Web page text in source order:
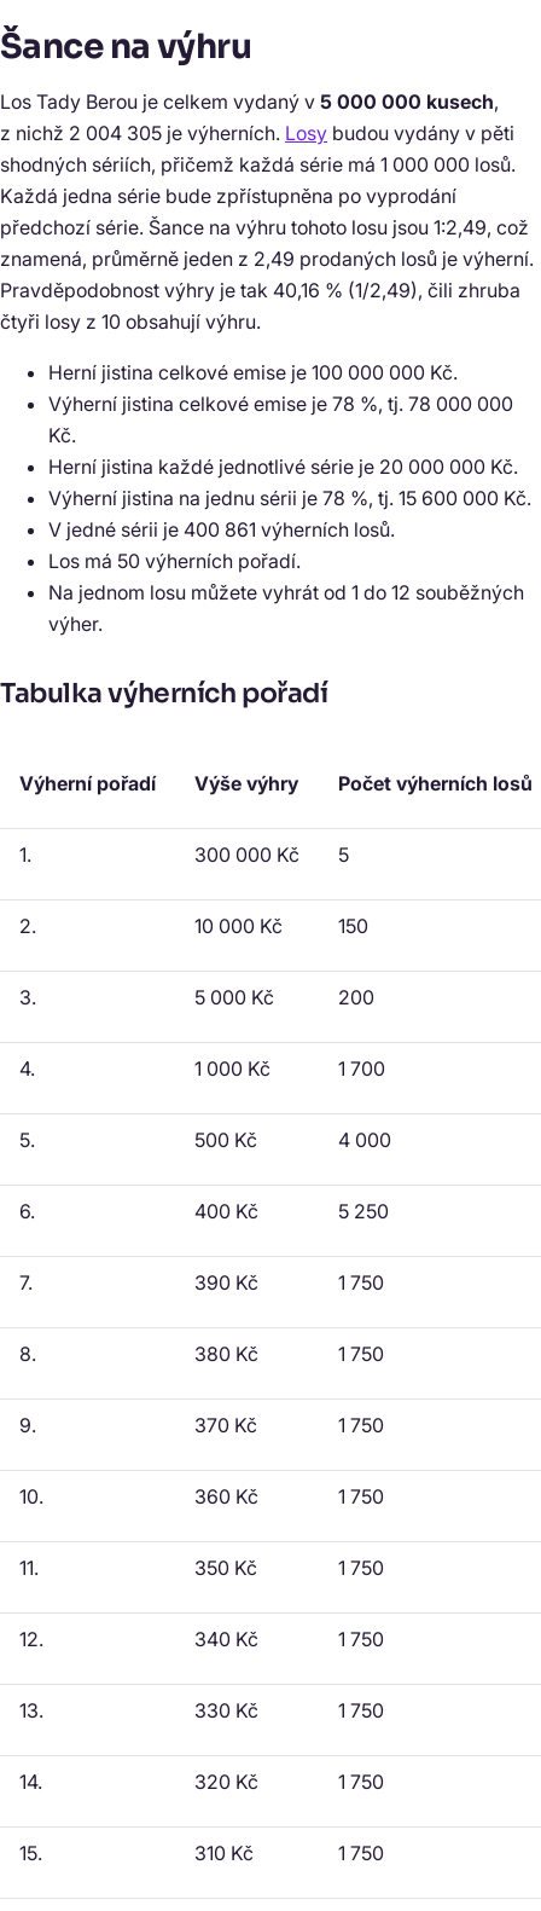
Šance na výhru
Los Tady Berou je celkem vydaný v 5 000 000 kusech,
z nichž 2 004 305 je výherních. Losy budou vydány v pěti
shodných sériích, přičemž každá série má 1 000 000 losů.
Každá jedna série bude zpřístupněna po vyprodání
předchozí série. Šance na výhru tohoto losu jsou 1:2,49, což
znamená, průměrně jeden z 2,49 prodaných losů je výherní.
Pravděpodobnost výhry je tak 40,16 % (1/2,49), čili zhruba
čtyři losy z 10 obsahují výhru.
Herní jistina celkové emise je 100 000 000 Kč.
Výherní jistina celkové emise je 78 %, tj. 78 000 000
Kč.
Herní jistina každé jednotlivé série je 20 000 000 Kč.
Výherní jistina na jednu sérii je 78 %, tj. 15 600 000 Kč.
V jedné sérii je 400 861 výherních losů.
Los má 50 výherních pořadí.
Na jednom losu můžete vyhrát od 1 do 12 souběžných
výher.
Tabulka výherních pořadí
Výherní pořadí Výše výhry Počet výherních losů
1. 300 000 Kč 5
2. 10 000 Kč 150
3. 5 000 Kč 200
4. 1 000 Kč 1 700
5. 500 Kč 4 000
6. 400 Kč 5 250
7. 390 Kč 1 750
8. 380 Kč 1 750
9. 370 Kč 1 750
10. 360 Kč 1 750
11. 350 Kč 1 750
12. 340 Kč 1 750
13. 330 Kč 1 750
14. 320 Kč 1 750
15. 310 Kč 1 750